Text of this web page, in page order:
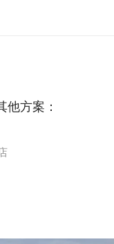
方案：